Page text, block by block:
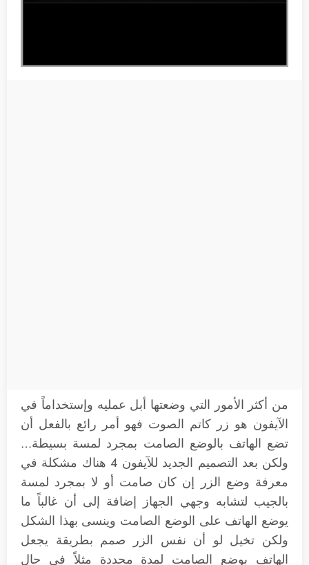
من أكثر الأمور التي وضعتها أبل عمليه وإستخداماً في
الآيفون هو زر كاتم الصوت فهو أمر رائع بالفعل أن
تضع الهاتف بالوضع الصامت بمجرد لمسة بسيطة…
ولكن بعد التصميم الجديد للآيفون 4 هناك مشكلة في
معرفة وضع الزر إن كان صامت أو لا بمجرد لمسة
بالجيب لتشابه وجهي الجهاز إضافة إلى أن غالباً ما
يوضع الهاتف على الوضع الصامت وينسى بهذا الشكل
ولكن تخيل لو أن نفس الزر صمم بطريقة يجعل
الهاتف بوضع الصامت لمدة محددة مثلاً في حال